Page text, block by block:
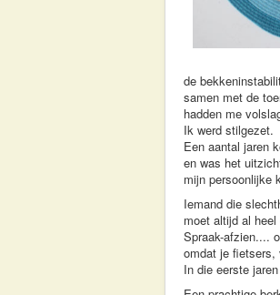
de
samen met de
hadden me
Ik werd stilgezet.
Een aantal jaren
en was het
mijn persoonlijke
Iemand die
moet altijd al
Spraak-afzien....
omdat je fietsers,
In die eerste